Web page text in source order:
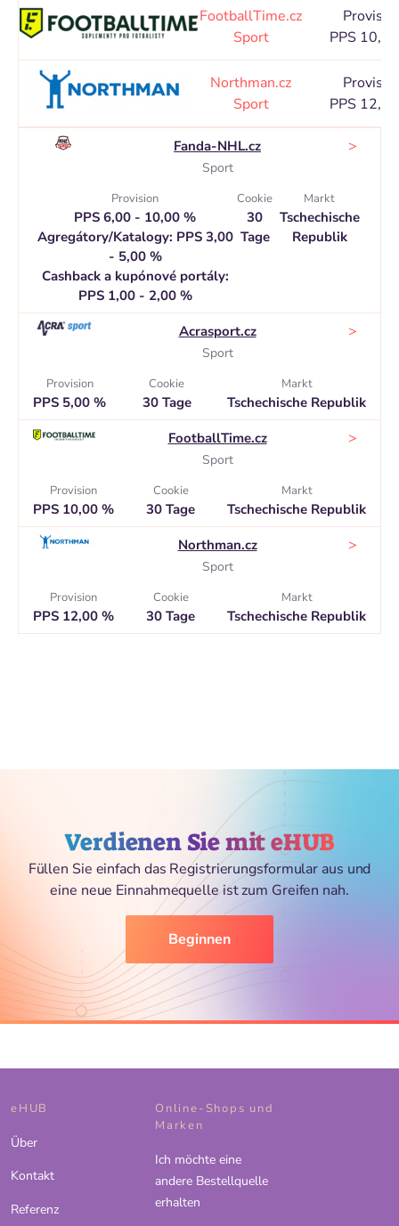
FootballTime.cz
Sport
PPS
Northman.cz
Sport
PPS
Fanda-NHL.cz
Sport
>
Provision
PPS 6,00 - 10,00 %
Agregátory/Katalogy: PPS 3,00
- 5,00 %
Cashback a kupónové portály:
PPS 1,00 - 2,00 %
Cookie
30
Tage
Markt
Tschechische
Republik
Acrasport.cz
Sport
>
Provision
PPS 5,00 %
Cookie
30 Tage
Markt
Tschechische Republik
FootballTime.cz
Sport
>
Provision
PPS 10,00 %
Cookie
30 Tage
Markt
Tschechische Republik
Northman.cz
Sport
>
Provision
PPS 12,00 %
Cookie
30 Tage
Markt
Tschechische Republik
Verdienen Sie mit eHUB
Füllen Sie einfach das Registrierungsformular aus und
eine neue Einnahmequelle ist zum Greifen nah.
Beginnen
eHUB
Über
Kontakt
Referenz
Online-Shops und
Marken
Ich möchte eine
andere Bestellquelle
erhalten